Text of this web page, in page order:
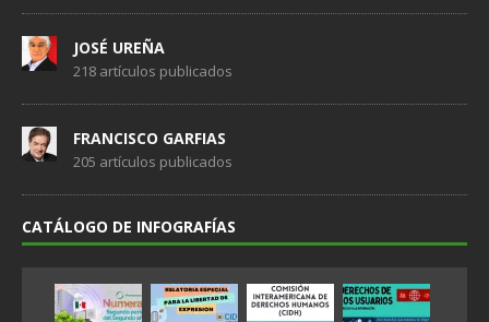
JOSÉ UREÑA
218 artículos publicados
FRANCISCO GARFIAS
205 artículos publicados
CATÁLOGO DE INFOGRAFÍAS